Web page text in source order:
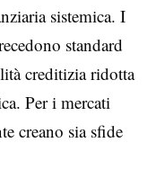
sistemica. I
standard
creditizia ridotta
Per i mercati
creano sia sfide